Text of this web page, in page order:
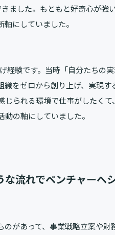
ました。もともと好奇心が強
にしていました。
経験です。当時「自分たちの
をゼロから創り上げ、実現す
られる環境で仕事がしたくて
の軸にしていました。
流れでベンチャーへ
があって、事業戦略立案や財